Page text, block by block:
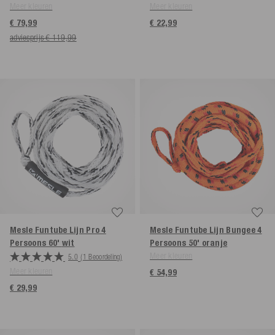
€ 79,99
adviesprijs € 119,99
€ 22,99
Mesle Funtube Lijn Pro 4
Persoons 60' wit
5.0 (1 Beoordeling)
€ 29,99
Mesle Funtube Lijn Bungee 4
Persoons 50' oranje
€ 54,99